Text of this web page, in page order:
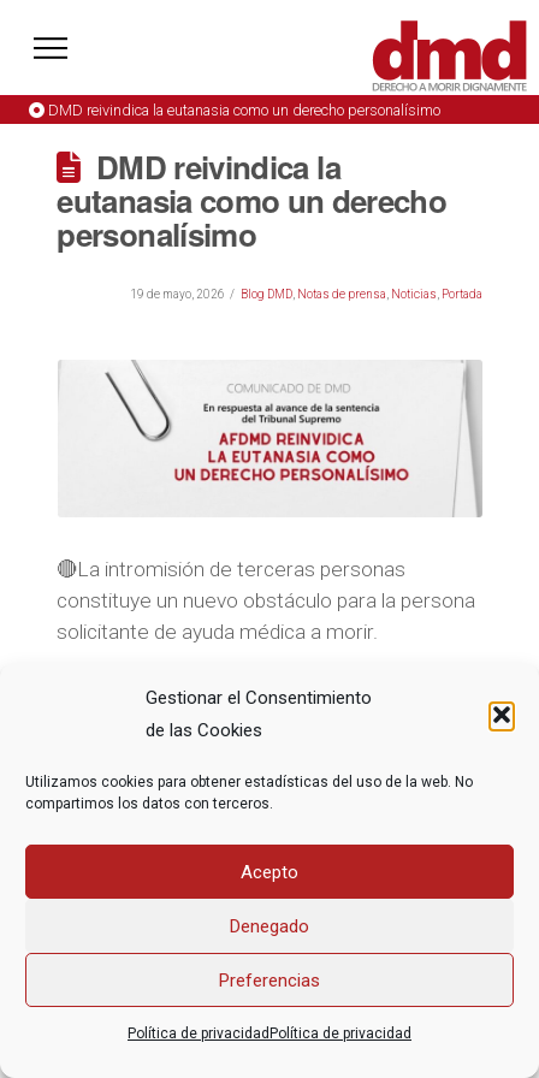
Gestionar el Consentimiento
de las Cookies
Utilizamos cookies para obtener estadísticas del uso de la web. No
compartimos los datos con terceros.
Acepto
Denegado
Preferencias
Política de privacidad Política de privacidad
DMD reivindica la eutanasia como un derecho personalísimo
DMD reivindica la
eutanasia como un derecho
personalísimo
19 de mayo, 2026 Blog DMD, Notas de prensa Noticias Portada
🔴La intromisión de terceras personas
constituye un nuevo obstáculo para la persona
solicitante de ayuda médica a morir.
Asociación Federal Derecho a Morir Dignamente (DMD)
informacion@derechoamorir.org